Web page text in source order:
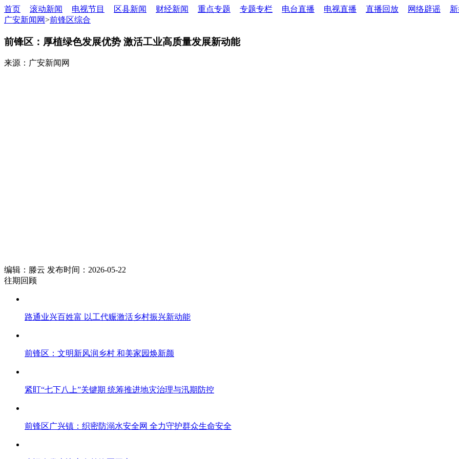
首页 滚动新闻 电视节目 区县新闻 财经新闻 重点专题 专题专栏 电台直播 电视直播 直播回放 网络辟谣
广安新闻网>前锋区综合
前锋区：厚植绿色发展优势 激活工业高质量发展新动能
来源：广安新闻网
编辑：滕云 发布时间：2026-05-22
往期回顾
路通业兴百姓富 以工代赈激活乡村振兴新动能
前锋区：文明新风润乡村 和美家园焕新颜
紧盯“七下八上”关键期 统筹推进地灾治理与汛期防控
前锋区广兴镇：织密防溺水安全网 全力守护群众生命安全